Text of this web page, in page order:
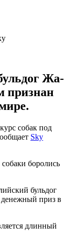
Жа-
признан
собак под
Sky
боролись
бульдог
денежный приз в
длинный